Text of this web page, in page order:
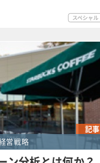
記事
営戦略